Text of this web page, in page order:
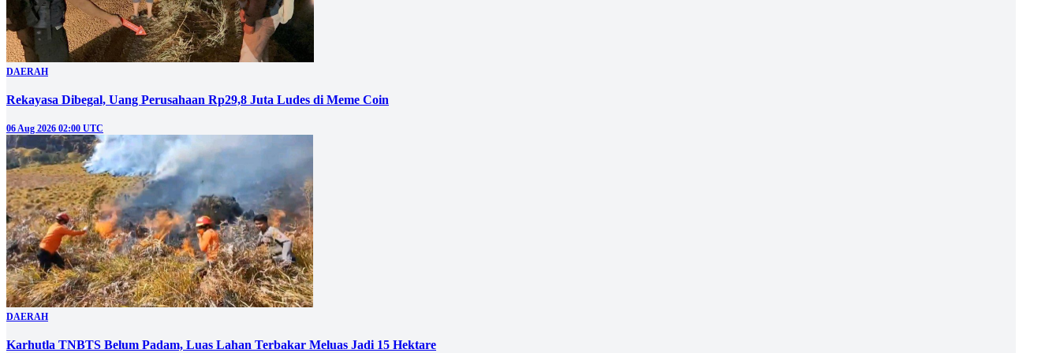
DAERAH
Rekayasa Dibegal, Uang Perusahaan Rp29,8 Juta Ludes di Meme Coin
06 Aug 2026 02:00 UTC
DAERAH
Karhutla TNBTS Belum Padam, Luas Lahan Terbakar Meluas Jadi 15 Hektare